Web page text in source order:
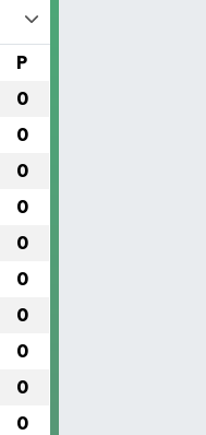
P
0
0
0
0
0
0
0
0
0
0